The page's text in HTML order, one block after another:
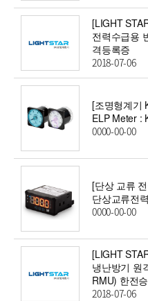
[LIGHT
전력수급용
격등록증
2018-07-06
[조명형계기
ELP Meter :
0000-00-00
[단상 교류
단상교류전
0000-00-00
[LIGHT
냉난방기 원
RMU) 한전
2018-07-06